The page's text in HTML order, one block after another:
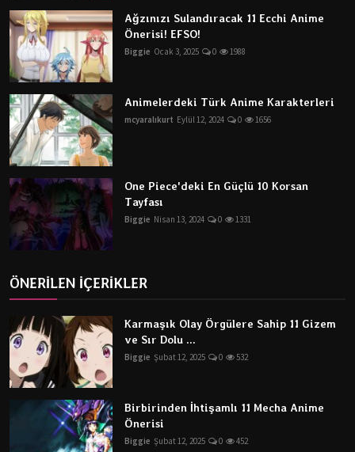
Ağzınızı Sulandıracak 11 Ecchi Anime
Önerisi! EFSO!
Biggie Ocak 3, 2025 0 1988
Animelerdeki Türk Anime Karakterleri
mcyaralıkurt Eylül 12, 2024 0 1656
One Piece'deki En Güçlü 10 Korsan
Tayfası
Biggie Nisan 13, 2024 0 1331
ÖNERİLEN İÇERİKLER
Karmaşık Olay Örgülere Sahip 11 Gizem
ve Sır Dolu ...
Biggie Şubat 12, 2025 0 532
Birbirinden İhtişamlı 11 Mecha Anime
Önerisi
Biggie Şubat 12, 2025 0 452